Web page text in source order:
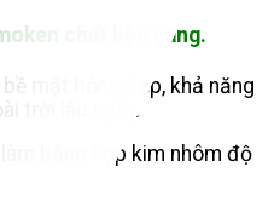
chất liệu gang.
mặt bóng đẹp, khả năng
trời lâu ngày.
bằng hợp kim nhôm độ